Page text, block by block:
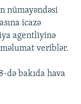
nümayəndəsi
icazə
agentliyinə
veriblər.
də bakıda hava